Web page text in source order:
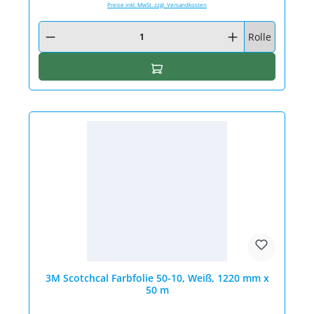
Preise inkl. MwSt. zzgl. Versandkosten
Produkt Anzahl: Gib den gewünschten Wert ein oder benutze die
Rolle
In den Warenkorb
3M Scotchcal Farbfolie 50-10, Weiß, 1220 mm x
50 m